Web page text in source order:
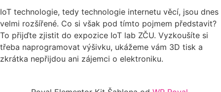
IoT technologie, tedy technologie internetu věcí, jsou dnes
velmi rozšířené. Co si však pod tímto pojmem představit?
To přijďte zjistit do expozice IoT lab ZČU. Vyzkoušíte si
třeba naprogramovat výšivku, ukážeme vám 3D tisk a
zkrátka nepřijdou ani zájemci o elektroniku.